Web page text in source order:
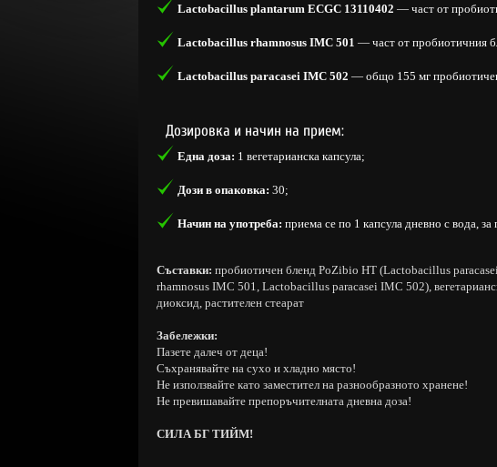
Lactobacillus plantarum ECGC 13110402 — част от
Lactobacillus rhamnosus IMC 501 — част от пробиотичния
Lactobacillus paracasei IMC 502 — общо 155 мг пробиотичен
Дозировка и начин на прием:
Една доза: 1 вегетарианска капсула;
Дози в опаковка: 30;
Начин на употреба: приема се по 1 капсула дневно с вода,
Съставки: пробиотичен бленд PoZibio HT (Lactobacillus
rhamnosus IMC 501, Lactobacillus paracasei IMC 502),
диоксид, растителен стеарат
Забележки:
Пазете далеч от деца!
Съхранявайте на сухо и хладно място!
Не използвайте като заместител на разнообразното хранене!
Не превишавайте препоръчителната дневна доза!
СИЛА БГ ТИЙМ!